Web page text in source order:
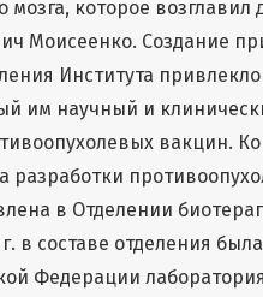
которое возглавил
Моисеенко. Создание
Института
им научный и
вакцин.
разработки
в Отделении
в составе отделения была
Федерации